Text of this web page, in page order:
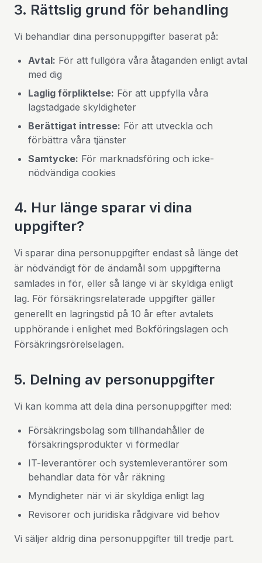
3. Rättslig grund för behandling
Vi behandlar dina personuppgifter baserat på:
Avtal: För att fullgöra våra åtaganden enligt avtal
med dig
Laglig förpliktelse: För att uppfylla våra
lagstadgade skyldigheter
Berättigat intresse: För att utveckla och
förbättra våra tjänster
Samtycke: För marknadsföring och icke-
nödvändiga cookies
4. Hur länge sparar vi dina
uppgifter?
Vi sparar dina personuppgifter endast så länge det
är nödvändigt för de ändamål som uppgifterna
samlades in för, eller så länge vi är skyldiga enligt
lag. För försäkringsrelaterade uppgifter gäller
generellt en lagringstid på 10 år efter avtalets
upphörande i enlighet med Bokföringslagen och
Försäkringsrörelselagen.
5. Delning av personuppgifter
Vi kan komma att dela dina personuppgifter med:
Försäkringsbolag som tillhandahåller de
försäkringsprodukter vi förmedlar
IT-leverantörer och systemleverantörer som
behandlar data för vår räkning
Myndigheter när vi är skyldiga enligt lag
Revisorer och juridiska rådgivare vid behov
Vi säljer aldrig dina personuppgifter till tredje part.